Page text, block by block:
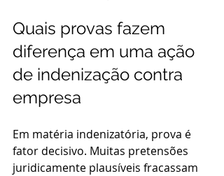
Quais provas fazem
diferença em uma ação
de indenização contra
empresa
Em matéria indenizatória, prova é
fator decisivo. Muitas pretensões
juridicamente plausíveis fracassam